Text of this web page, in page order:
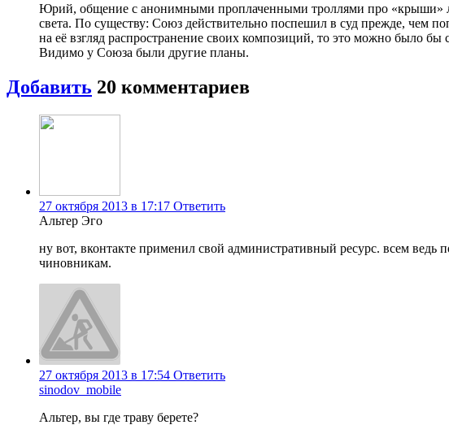
Юрий, общение с анонимными проплаченными троллями про «крыши»
света. По существу: Союз действительно поспешил в суд прежде, чем
на её взгляд распространение своих композиций, то это можно было
Видимо у Союза были другие планы.
Добавить 20 комментариев
27 октября 2013 в 17:17 Ответить
Альтер Эго
ну вот, вконтакте применил свой административный ресурс. всем
чиновникам.
27 октября 2013 в 17:54 Ответить
sinodov_mobile
Альтер, вы где траву берете?